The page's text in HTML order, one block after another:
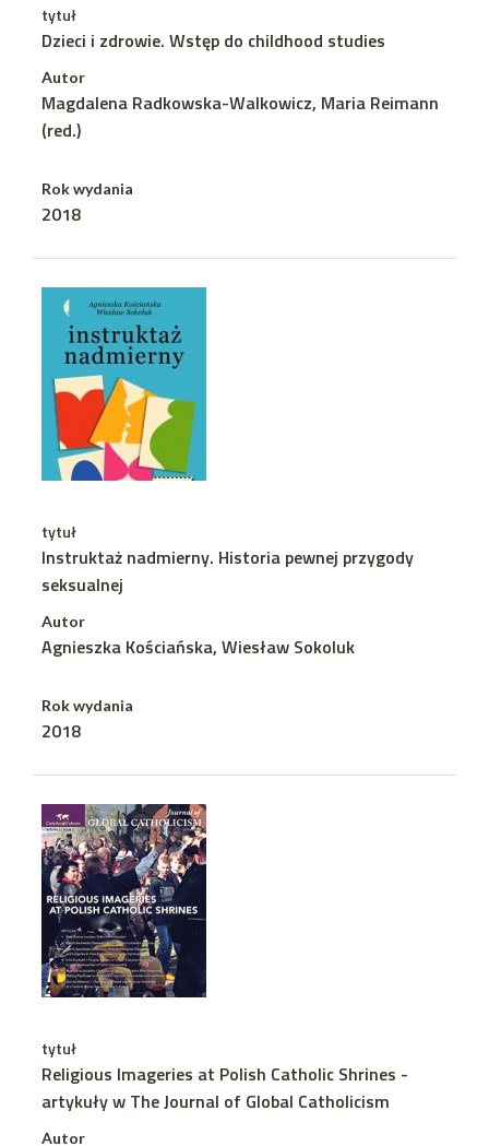
tytuł
Dzieci i zdrowie. Wstęp do childhood studies
Autor
Magdalena Radkowska-Walkowicz, Maria Reimann
(red.)
Rok wydania
2018
tytuł
Instruktaż nadmierny. Historia pewnej przygody
seksualnej
Autor
Agnieszka Kościańska, Wiesław Sokoluk
Rok wydania
2018
tytuł
Religious Imageries at Polish Catholic Shrines -
artykuły w The Journal of Global Catholicism
Autor